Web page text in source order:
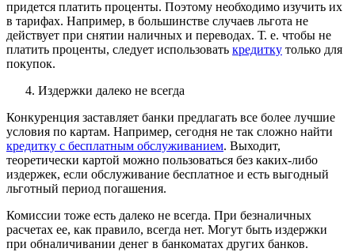
придется платить проценты. Поэтому необходимо изучить их
в тарифах. Например, в большинстве случаев льгота не
действует при снятии наличных и переводах. Т. е. чтобы не
платить проценты, следует использовать кредитку только для
покупок.
Издержки далеко не всегда
Конкуренция заставляет банки предлагать все более лучшие
условия по картам. Например, сегодня не так сложно найти
кредитку с бесплатным обслуживанием. Выходит,
теоретически картой можно пользоваться без каких-либо
издержек, если обслуживание бесплатное и есть выгодный
льготный период погашения.
Комиссии тоже есть далеко не всегда. При безналичных
расчетах ее, как правило, всегда нет. Могут быть издержки
при обналичивании денег в банкоматах других банков.